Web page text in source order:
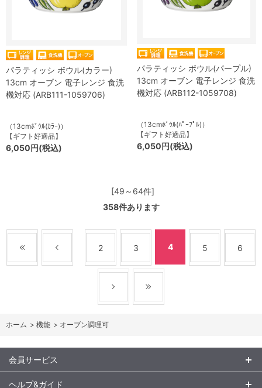
パラティッシ ボウル(カラー)
13cm オーブン 電子レンジ 食洗
機対応 (ARB111-1059706)
（13cmﾎﾞｳﾙ(ｶﾗｰ)）
【ギフト好適品】
6,050円(税込)
パラティッシ ボウル(パープル)
13cm オーブン 電子レンジ 食洗
機対応 (ARB112-1059708)
（13cmﾎﾞｳﾙ(ﾊﾟｰﾌﾟﾙ)）
【ギフト好適品】
6,050円(税込)
[49～64件]
358件あります
2 3 4 5 6
ホーム > 機能 > オーブン調理可
会員サービス
ヘルプ&ガイド